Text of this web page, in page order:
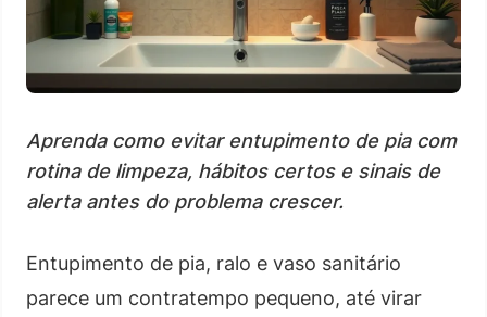
Aprenda como evitar entupimento de pia com
rotina de limpeza, hábitos certos e sinais de
alerta antes do problema crescer.
Entupimento de pia, ralo e vaso sanitário
parece um contratempo pequeno, até virar